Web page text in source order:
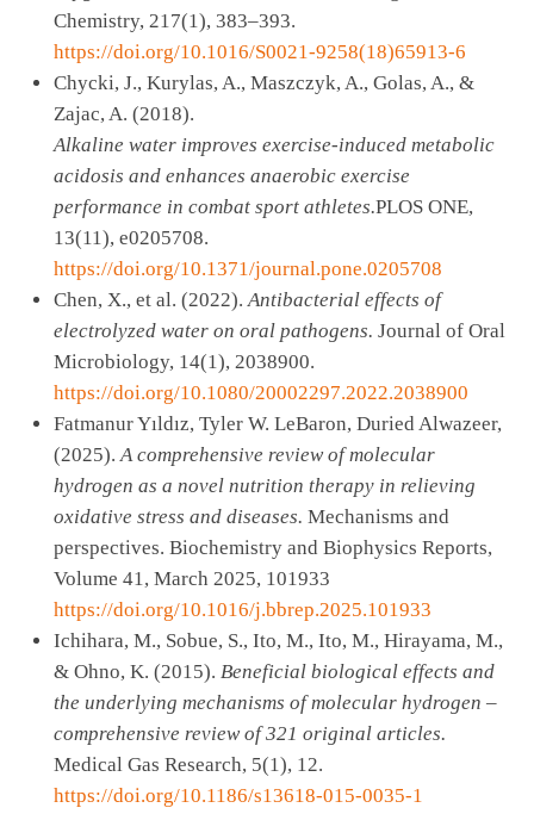
Chemistry, 217(1), 383–393.
https://doi.org/10.1016/S0021-9258(18)65913-6
Chycki, J., Kurylas, A., Maszczyk, A., Golas, A., &
Zajac, A. (2018).
Alkaline water improves exercise-induced metabolic
acidosis and enhances anaerobic exercise
performance in combat sport athletes.PLOS ONE,
13(11), e0205708.
https://doi.org/10.1371/journal.pone.0205708
Chen, X., et al. (2022).Antibacterial effects of
electrolyzed water on oral pathogens. Journal of Oral
Microbiology, 14(1), 2038900.
https://doi.org/10.1080/20002297.2022.2038900
Fatmanur Yıldız, Tyler W. LeBaron, Duried Alwazeer,
(2025).A comprehensive review of molecular
hydrogen as a novel nutrition therapy in relieving
oxidative stress and diseases. Mechanisms and
perspectives. Biochemistry and Biophysics Reports,
Volume 41, March 2025, 101933
https://doi.org/10.1016/j.bbrep.2025.101933
Ichihara, M., Sobue, S., Ito, M., Ito, M., Hirayama, M.,
& Ohno, K. (2015). Beneficial biological effects and
the underlying mechanisms of molecular hydrogen –
comprehensive review of 321 original articles.
Medical Gas Research, 5(1), 12.
https://doi.org/10.1186/s13618-015-0035-1